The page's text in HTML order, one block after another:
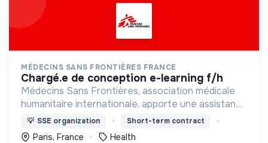
MÉDECINS SANS FRONTIÈRES FRANCE
chargé.e de conception e-learning f/h
Médecins Sans Frontières, association médicale
humanitaire internationale, apporte une assistance
médicale à des populations dont la vie est
menacée.
💡 SSE organization Short-term contract
Paris, France Health